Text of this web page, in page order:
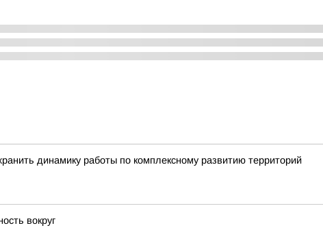
динамику работы по комплексному развитию территорий
вокруг